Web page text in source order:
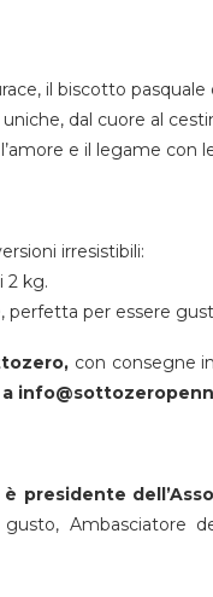
il biscotto pasquale
dal cuore al
e il legame con
irresistibili:
2 kg.
perfetta per essere
con consegne
a
presidente
Ambasciatore